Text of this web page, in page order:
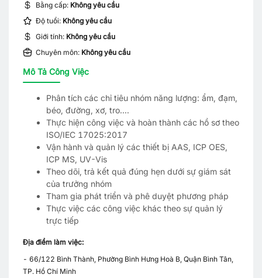
Bằng cấp: Không yêu cầu
Độ tuổi: Không yêu cầu
Giới tính: Không yêu cầu
Chuyên môn: Không yêu cầu
Mô Tả Công Việc
Phân tích các chỉ tiêu nhóm năng lượng: ẩm, đạm,
béo, đường, xơ, tro....
Thực hiện công việc và hoàn thành các hồ sơ theo
ISO/IEC 17025:2017
Vận hành và quản lý các thiết bị AAS, ICP OES,
ICP MS, UV-Vis
Theo dõi, trả kết quả đúng hẹn dưới sự giám sát
của trưởng nhóm
Tham gia phát triển và phê duyệt phương pháp
Thực việc các công việc khác theo sự quản lý
trực tiếp
Địa điểm làm việc:
- 66/122 Bình Thành, Phường Bình Hưng Hoà B, Quận Bình Tân,
TP. Hồ Chí Minh